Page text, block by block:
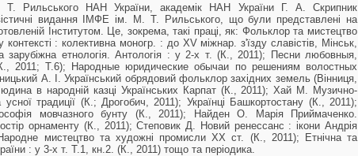
Рильського НАН України, академік НАН України Г. А. Скрипник
видання ІМФЕ ім. М. Т. Рильського, що були представлені на
Інститутом. Це, зокрема, такі праці, як: Фольклор та мистецтво
: колективна моногр. : до ХV міжнар. з'їзду славістів, Мінськ,
зарубіжна етнологія. Антологія : у 2-х т. (К., 2011); Песни любовныя,
2011; Т.6); Народные юридические обычаи по решениям волостных
А. І. Український обрядовий фольклор західних земель (Вінниця,
в народній казці Українських Карпат (К., 2011); Хай М. Музично-
усної традиції (К.; Дрогобич, 2011); Українці Башкортостану (К., 2011);
мовчазного бунту (К., 2011); Найден О. Марія Приймаченко.
орнаменту (К., 2011); Степовик Д. Новий ренессанс : ікони Андрія
мистецтво та художні промисли ХХ ст. (К., 2011); Етнічна та
: у 3-х т. Т.1, кн.2. (К., 2011) тощо та періодика.